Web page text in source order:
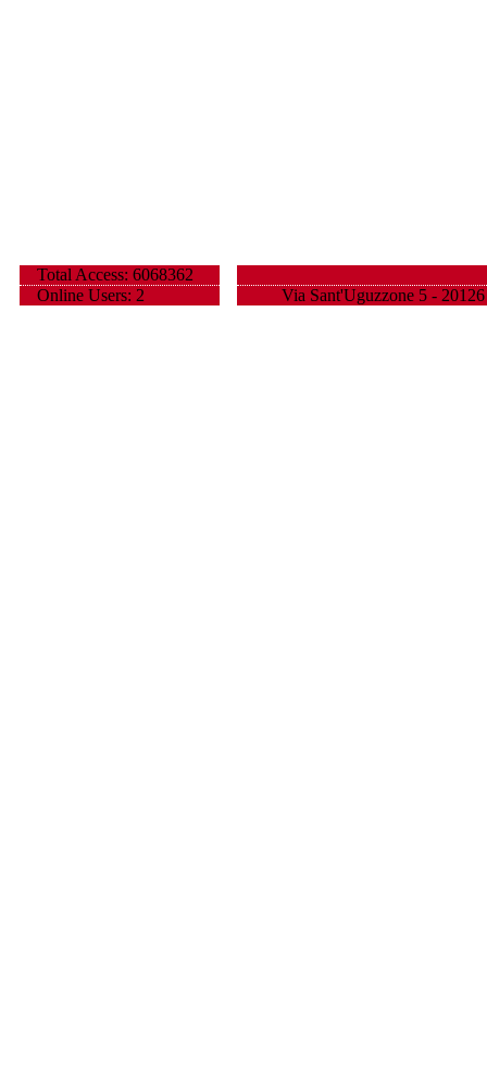
Total Access: 6068362
Online Users: 2
Via Sant'Uguzzone 5 -